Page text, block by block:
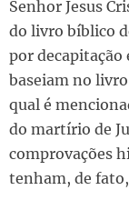
Senhor Jesus
do livro bíblico
por decapitação
baseiam no
qual é
do martírio de
comprovações
tenham, de